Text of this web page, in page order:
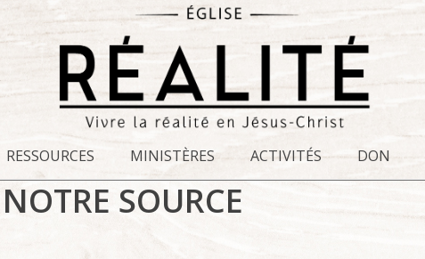
RESSOURCES MINISTÈRES ACTIVITÉS DON
SOURCE